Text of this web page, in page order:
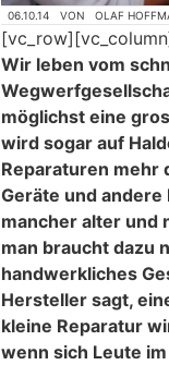
06.10.14 VON OLAF
Wir leben vom
möglichst eine
wird sogar auf
Reparaturen mehr
Geräte und
mancher alter und
man braucht dazu
handwerkliches
Hersteller sagt,
kleine Reparatur
wenn sich Leute